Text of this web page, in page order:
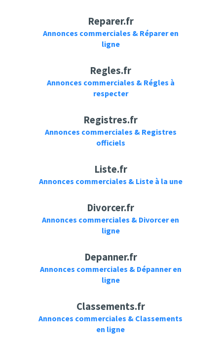
Reparer.fr
Annonces commerciales & Réparer en
ligne
Regles.fr
Annonces commerciales & Régles à
respecter
Registres.fr
Annonces commerciales & Registres
officiels
Liste.fr
Annonces commerciales & Liste à la une
Divorcer.fr
Annonces commerciales & Divorcer en
ligne
Depanner.fr
Annonces commerciales & Dépanner en
ligne
Classements.fr
Annonces commerciales & Classements
en ligne